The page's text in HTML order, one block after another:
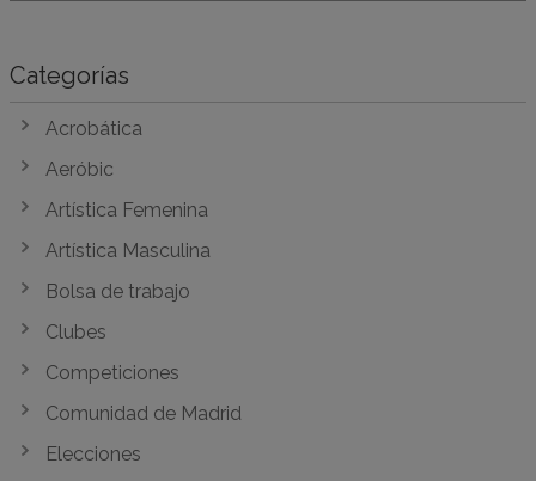
Categorías
Acrobática
Aeróbic
Artística Femenina
Artística Masculina
Bolsa de trabajo
Clubes
Competiciones
Comunidad de Madrid
Elecciones